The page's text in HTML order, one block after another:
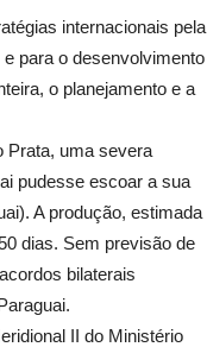
internacionais pela
para o desenvolvimento
o planejamento e a
Prata, uma severa
pudesse escoar a sua
A produção, estimada
dias. Sem previsão de
bilaterais
II do Ministério